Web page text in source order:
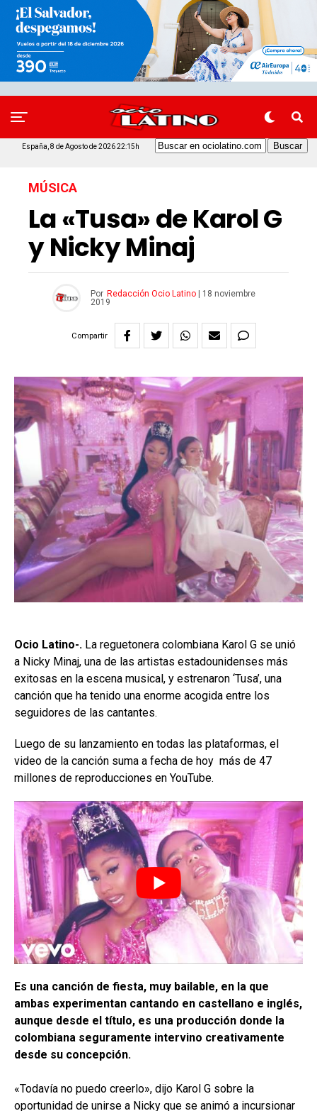
España, 8 de Agosto de 2026 22:15h
MÚSICA
La «Tusa» de Karol G
y Nicky Minaj
Por Redacción Ocio Latino
18 noviembre
2019
Compartir
Ocio Latino-. La reguetonera colombiana Karol G se unió
a Nicky Minaj, una de las artistas estadounidenses más
exitosas en la escena musical, y estrenaron ‘Tusa’, una
canción que ha tenido una enorme acogida entre los
seguidores de las cantantes.
Luego de su lanzamiento en todas las plataformas, el
video de la canción suma a fecha de hoy más de 47
millones de reproducciones en YouTube.
Es una canción de fiesta, muy bailable, en la que
ambas experimentan cantando en castellano e inglés,
aunque desde el título, es una producción donde la
colombiana seguramente intervino creativamente
desde su concepción.
«Todavía no puedo creerlo», dijo Karol G sobre la
oportunidad de unirse a Nicky que se animó a incursionar